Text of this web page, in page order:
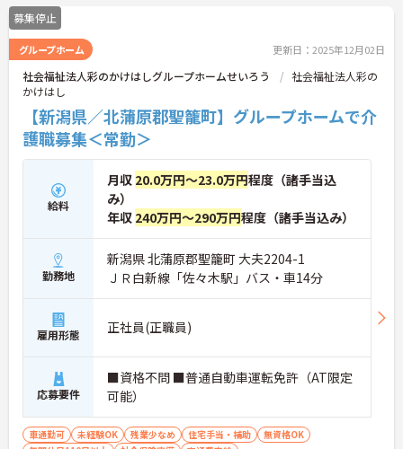
募集停止
グループホーム 更新日：2025年12月02日
社会福祉法人彩のかけはしグループホームせいろう
社会福祉法人彩の
かけはし
【新潟県／北蒲原郡聖籠町】グループホームで介
護職募集＜常勤＞
給料
月収 20.0万円～23.0万円程度（諸手当込
み）
年収 240万円～290万円程度（諸手当込み）
勤務地
新潟県 北蒲原郡聖籠町 大夫2204-1
ＪＲ白新線「佐々木駅」バス・車14分
雇用形態 正社員(正職員)
応募要件
■資格不問 ■普通自動車運転免許（AT限定
可能）
車通勤可 未経験OK 残業少なめ 住宅手当・補助
無資格OK